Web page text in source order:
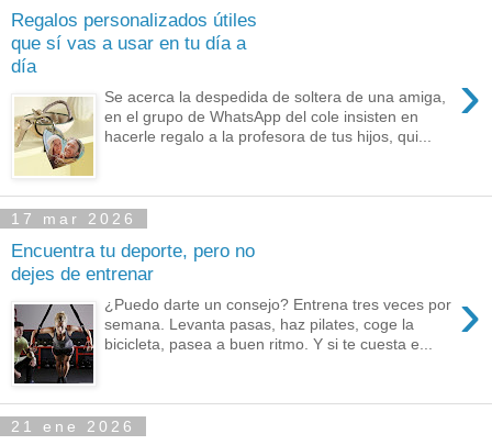
Regalos personalizados útiles
que sí vas a usar en tu día a
día
›
Se acerca la despedida de soltera de una amiga,
en el grupo de WhatsApp del cole insisten en
hacerle regalo a la profesora de tus hijos, qui...
17 mar 2026
Encuentra tu deporte, pero no
dejes de entrenar
›
¿Puedo darte un consejo? Entrena tres veces por
semana. Levanta pasas, haz pilates, coge la
bicicleta, pasea a buen ritmo. Y si te cuesta e...
21 ene 2026